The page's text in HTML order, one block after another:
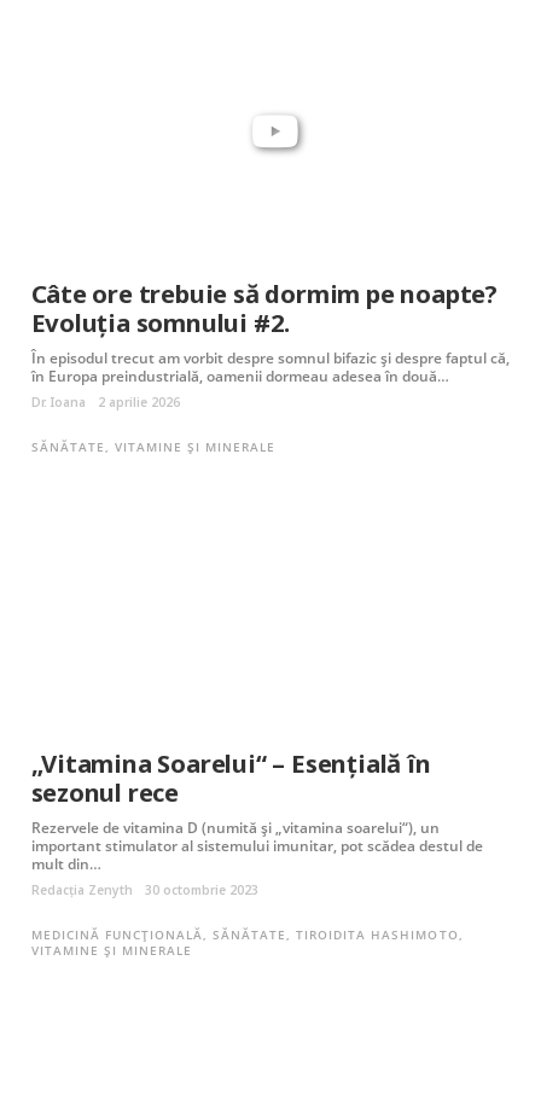
Câte ore trebuie să dormim pe noapte?
Evoluția somnului #2.
În episodul trecut am vorbit despre somnul bifazic și despre faptul că,
în Europa preindustrială, oamenii dormeau adesea în două…
Dr. Ioana 2 aprilie 2026
SĂNĂTATE, VITAMINE ȘI MINERALE
„Vitamina Soarelui“ – Esențială în
sezonul rece
Rezervele de vitamina D (numită și „vitamina soarelui“), un
important stimulator al sistemului imunitar, pot scădea destul de
mult din…
Redacția Zenyth 30 octombrie 2023
MEDICINĂ FUNCȚIONALĂ, SĂNĂTATE,TIROIDITA HASHIMOTO,
VITAMINE ȘI MINERALE